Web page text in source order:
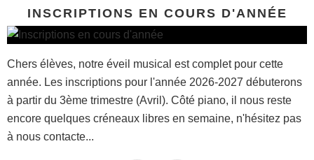
INSCRIPTIONS EN COURS D'ANNÉE
Chers élèves, notre éveil musical est complet pour cette
année. Les inscriptions pour l'année 2026-2027 débuterons
à partir du 3ème trimestre (Avril). Côté piano, il nous reste
encore quelques créneaux libres en semaine, n'hésitez pas
à nous contacte...